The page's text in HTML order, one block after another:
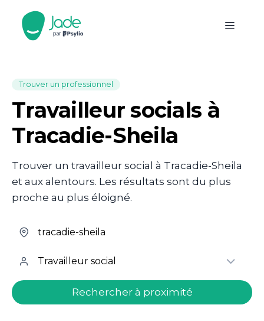
Trouver un professionnel
Travailleur socials à
Tracadie-Sheila
Trouver un travailleur social à Tracadie-Sheila
et aux alentours. Les résultats sont du plus
proche au plus éloigné.
welcome.search.find.subtitle
Rechercher à proximité